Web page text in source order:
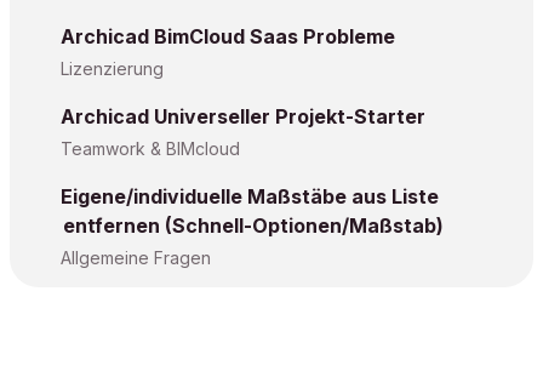
Archicad BimCloud Saas Probleme
Lizenzierung
Archicad Universeller Projekt-Starter
Teamwork & BIMcloud
Eigene/individuelle Maßstäbe aus Liste
entfernen (Schnell-Optionen/Maßstab)
Allgemeine Fragen